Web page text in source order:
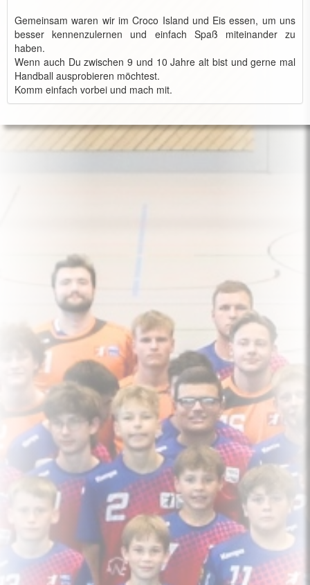
Gemeinsam waren wir im Croco Island und Eis essen, um uns
besser kennenzulernen und einfach Spaß miteinander zu
haben.
Wenn auch Du zwischen 9 und 10 Jahre alt bist und gerne mal
Handball ausprobieren möchtest.
Komm einfach vorbei und mach mit.